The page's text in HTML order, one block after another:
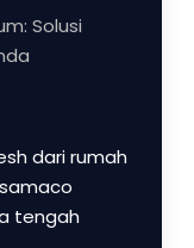
Solusi